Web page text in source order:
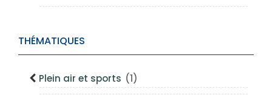
THÉMATIQUES
Plein air et sports (1)